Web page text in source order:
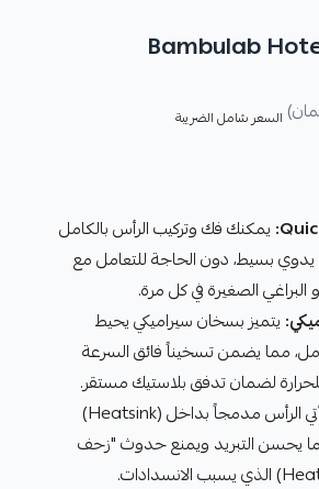
Bambulab
السعر شامل الضريبة
يمكنك فك وتركيب الرأس بالكامل
بسيط، دون الحاجة للتعامل مع
البراغي الصغيرة في كل مرة.
يتميز بسخان سيراميكي يحيط
مما يضمن تسخيناً فائق السرعة
لضمان تدفق بلاستيك مستقر.
يأتي الرأس مدمجاً بداخل (Heatsink)
يحسن التبريد ويمنع حدوث "زحف